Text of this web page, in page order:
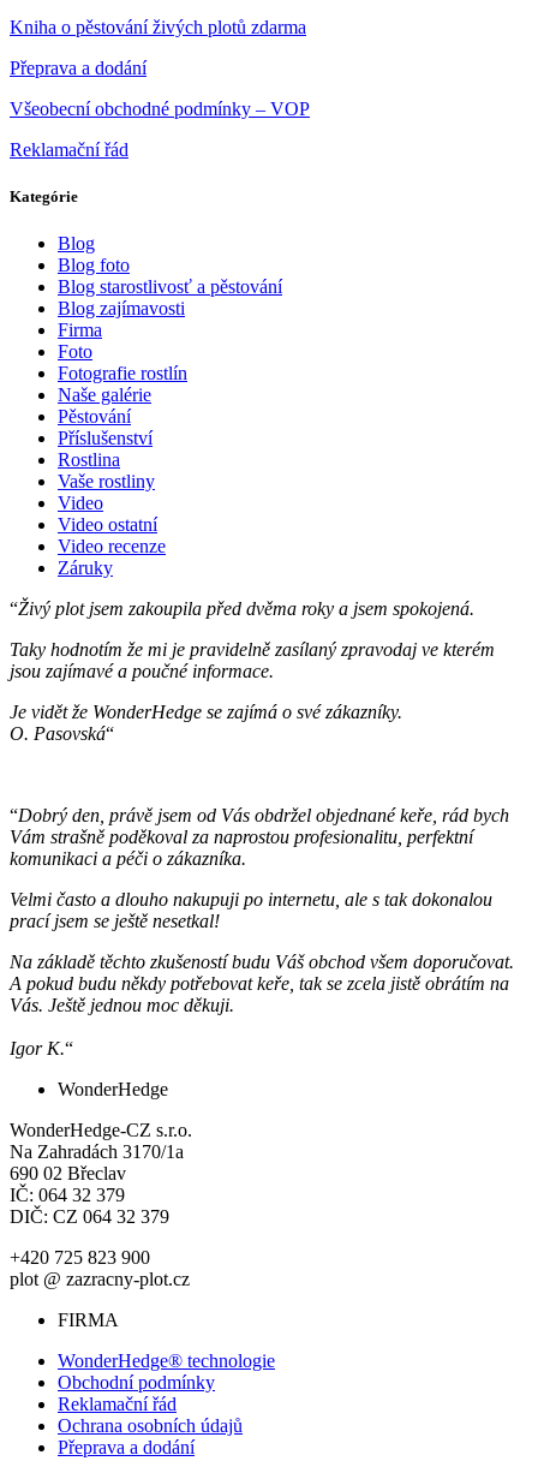
Kniha o pěstování živých plotů zdarma
Přeprava a dodání
Všeobecní obchodné podmínky – VOP
Reklamační řád
Kategórie
Blog
Blog foto
Blog starostlivosť a pěstování
Blog zajímavosti
Firma
Foto
Fotografie rostlín
Naše galérie
Pěstování
Příslušenství
Rostlina
Vaše rostliny
Video
Video ostatní
Video recenze
Záruky
“Živý plot jsem zakoupila před dvěma roky a jsem spokojená.
Taky hodnotím že mi je pravidelně zasílaný zpravodaj ve kterém
jsou zajímavé a poučné informace.
Je vidět že WonderHedge se zajímá o své zákazníky.
O. Pasovská“
“Dobrý den, právě jsem od Vás obdržel objednané keře, rád bych
Vám strašně poděkoval za naprostou profesionalitu, perfektní
komunikaci a péči o zákazníka.
Velmi často a dlouho nakupuji po internetu, ale s tak dokonalou
prací jsem se ještě nesetkal!
Na základě těchto zkušeností budu Váš obchod všem doporučovat.
A pokud budu někdy potřebovat keře, tak se zcela jistě obrátím na
Vás. Ještě jednou moc děkuji.
Igor K.“
WonderHedge
WonderHedge-CZ s.r.o.
Na Zahradách 3170/1a
690 02 Břeclav
IČ: 064 32 379
DIČ: CZ 064 32 379
+420 725 823 900
plot @ zazracny-plot.cz
FIRMA
WonderHedge® technologie
Obchodní podmínky
Reklamační řád
Ochrana osobních údajů
Přeprava a dodání